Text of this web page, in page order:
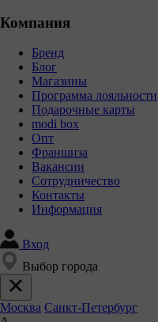
Компания
Бренд
Блог
Магазины
Программа лояльности
Подарочные карты
modi box
Опт
Франшиза
Вакансии
Сотрудничество
Контакты
Информация
Вход
Выбор города
Москва Санкт-Петербург